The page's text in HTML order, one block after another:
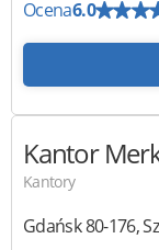
Ocena6.0
Kantor
Kantory
Gdańsk80-176,